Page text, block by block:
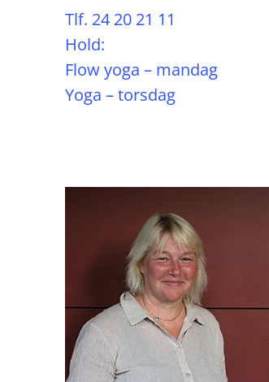
Tlf. 24 20 21 11
Hold:
Flow yoga – mandag
Yoga – torsdag